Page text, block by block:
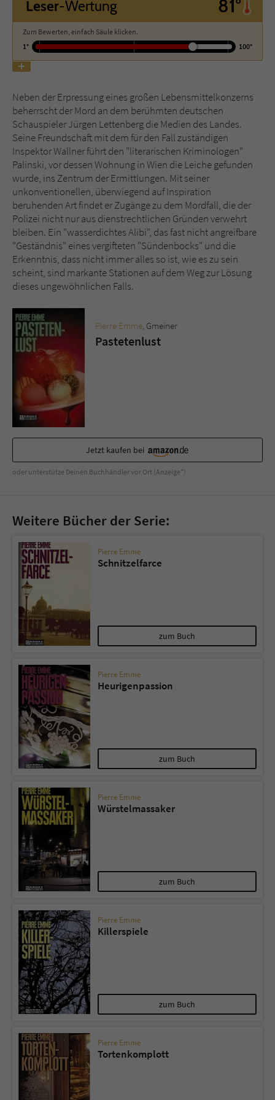
Leser-Wertung 81°
Zum Bewerten, einfach Säule klicken.
1°
100°
Neben der Erpressung eines großen Lebensmittelkonzerns
beherrscht der Mord an dem berühmten deutschen
Schauspieler Jürgen Lettenberg die Medien des Landes.
Seine Freundschaft mit dem für den Fall zuständigen
Inspektor Wallner führt den "literarischen Kriminologen"
Palinski, vor dessen Wohnung in Wien die Leiche gefunden
wurde, ins Zentrum der Ermittlungen. Mit seiner
unkonventionellen, überwiegend auf Inspiration
beruhenden Art findet er Zugänge zu dem Mordfall, die der
Polizei nicht nur aus dienstrechtlichen Gründen verwehrt
bleiben. Ein "wasserdichtes Alibi", das fast nicht angreifbare
"Geständnis" eines vergifteten "Sündenbocks" und die
Erkenntnis, dass nicht immer alles so ist, wie es zu sein
scheint, sind markante Stationen auf dem Weg zur Lösung
dieses ungewöhnlichen Falls.
Pierre Emme, Gmeiner
Pastetenlust
Jetzt kaufen bei
oder unterstütze Deinen Buchhändler vor Ort (Anzeige*)
Weitere Bücher der Serie:
Pierre Emme
Schnitzelfarce
zum Buch
Pierre Emme
Heurigenpassion
zum Buch
Pierre Emme
Würstelmassaker
zum Buch
Pierre Emme
Killerspiele
zum Buch
Pierre Emme
Tortenkomplott
Name tx_pwcomments_ahash
Anbieter Literatur-Couch Medien GmbH & Co. KG
Zweck Cookie für Kommentare einzelner Buchtitel
Name fe_typo_user
Anbieter Literatur-Couch Medien GmbH & Co. KG
Laufzeit Session
Zweck
Dieses Cookie gewährleistet die
Kommunikation der Webseite mit dem
Benutzer. Es wird benötigt um z. B. den
Sicherheitscode des Kontaktformulars zu
überprüfen.